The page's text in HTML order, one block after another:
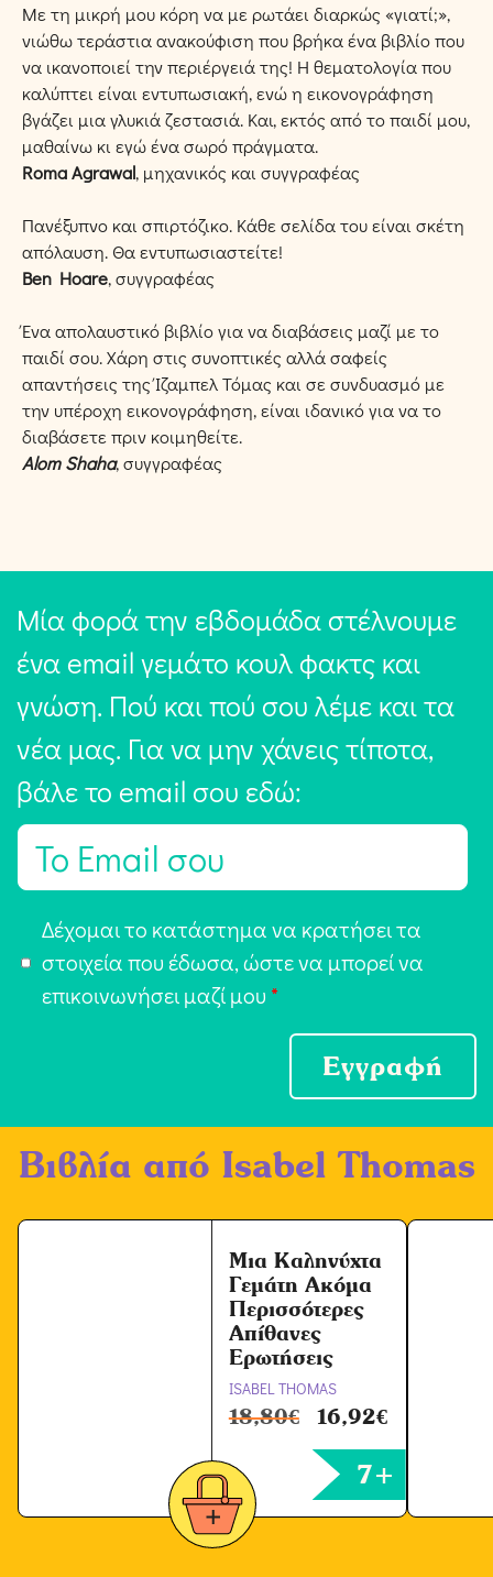
Με τη μικρή μου κόρη να με ρωτάει διαρκώς «γιατί;»,
νιώθω τεράστια ανακούφιση που βρήκα ένα βιβλίο που
να ικανοποιεί την περιέργειά της! Η θεματολογία που
καλύπτει είναι εντυπωσιακή, ενώ η εικονογράφηση
βγάζει μια γλυκιά ζεστασιά. Και, εκτός από το παιδί μου,
μαθαίνω κι εγώ ένα σωρό πράγματα.
Roma Agrawal, μηχανικός και συγγραφέας
Πανέξυπνο και σπιρτόζικο. Κάθε σελίδα του είναι σκέτη
απόλαυση. Θα εντυπωσιαστείτε!
Ben Hoare, συγγραφέας
Ένα απολαυστικό βιβλίο για να διαβάσεις μαζί με το
παιδί σου. Χάρη στις συνοπτικές αλλά σαφείς
απαντήσεις της Ίζαμπελ Τόμας και σε συνδυασμό με
την υπέροχη εικονογράφηση, είναι ιδανικό για να το
διαβάσετε πριν κοιμηθείτε.
Alom Shaha, συγγραφέας
Μία φορά την εβδομάδα στέλνουμε
ένα email γεμάτο κουλ φακτς και
γνώση. Πού και πού σου λέμε και τα
νέα μας. Για να μην χάνεις τίποτα,
βάλε το email σου εδώ:
E
π
ή
Ό
ω
Δέχομαι το κατάστημα να κρατήσει τα
στοιχεία που έδωσα, ώστε να μπορεί να
επικοινωνήσει μαζί μου *
Εγγραφή
Βιβλία από Isabel Thomas
Μια Καληνύχτα
Γεμάτη Ακόμα
Περισσότερες
Απίθανες
Ερωτήσεις
ISABEL THOMAS
18,80€ 16,92€
7+